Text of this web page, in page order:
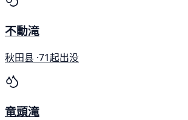
不動滝
秋田县 ·71起出没
竜頭滝